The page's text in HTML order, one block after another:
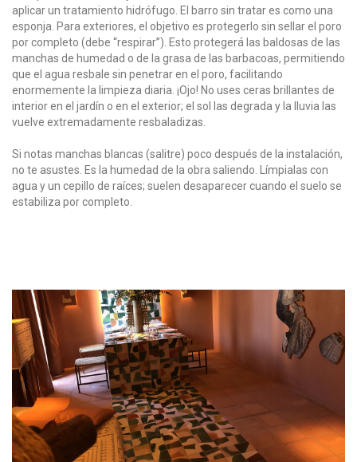
aplicar un tratamiento hidrófugo. El barro sin tratar es como una
esponja. Para exteriores, el objetivo es protegerlo sin sellar el poro
por completo (debe “respirar”). Esto protegerá las baldosas de las
manchas de humedad o de la grasa de las barbacoas, permitiendo
que el agua resbale sin penetrar en el poro, facilitando
enormemente la limpieza diaria. ¡Ojo! No uses ceras brillantes de
interior en el jardín o en el exterior; el sol las degrada y la lluvia las
vuelve extremadamente resbaladizas.
Si notas manchas blancas (salitre) poco después de la instalación,
no te asustes. Es la humedad de la obra saliendo. Límpialas con
agua y un cepillo de raíces; suelen desaparecer cuando el suelo se
estabiliza por completo.